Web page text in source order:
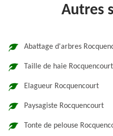
Autres
Abattage d'arbres
Taille de haie Rocquencourt
Elagueur Rocquencourt
Paysagiste Rocquencourt
Tonte de pelouse